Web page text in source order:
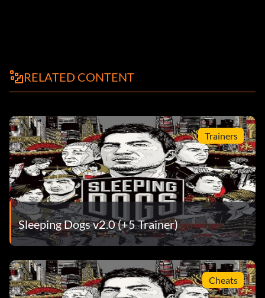
RELATED CONTENT
Trainers
Sleeping Dogs v2.0 (+5 Trainer)
Cheats